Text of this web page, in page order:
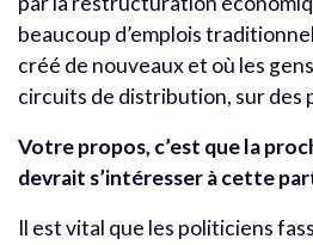
beaucoup d’emplois
créé de nouveaux et où les
circuits de distribution, sur des
Votre propos, c’est que la
devrait s’intéresser à cette
Il est vital que les politiciens